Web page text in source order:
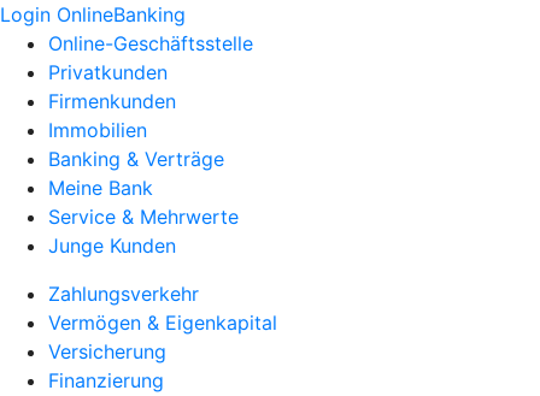
Login OnlineBanking
Online-Geschäftsstelle
Privatkunden
Firmenkunden
Immobilien
Banking & Verträge
Meine Bank
Service & Mehrwerte
Junge Kunden
Zahlungsverkehr
Vermögen & Eigenkapital
Versicherung
Finanzierung